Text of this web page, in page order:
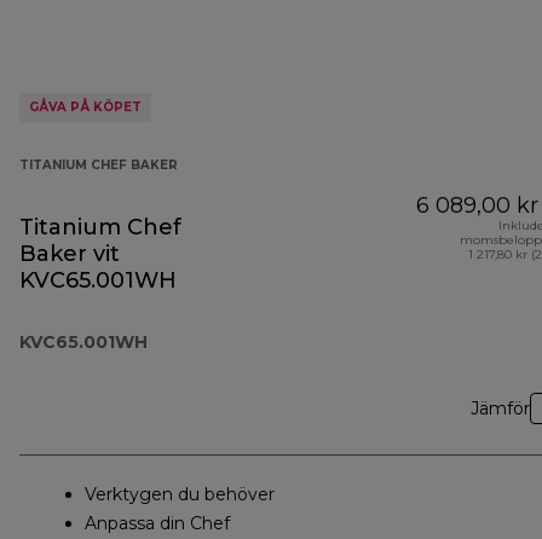
GÅVA PÅ KÖPET
TITANIUM CHEF BAKER
Titanium Chef
Baker vit
KVC65.001WH
KVC65.001WH
6 089,00 kr
1 217,80 kr
Jämför
Verktygen du behöver
Anpassa din Chef